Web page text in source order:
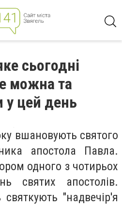
сьогодні
можна та
у цей день
вшановують святого
апостола Павла.
одного з чотирьох
святих апостолів.
"надвечір'я